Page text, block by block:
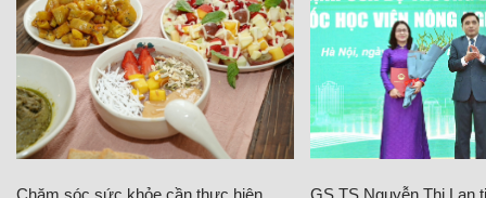
Chăm sóc sức khỏe cần thực hiện GS.TS Nguyễn Thị Lan